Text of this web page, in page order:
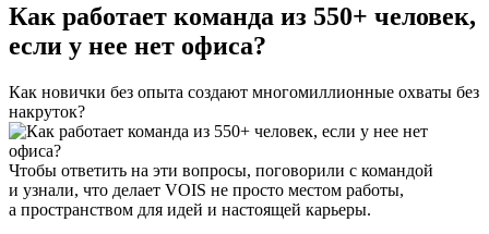
Как работает команда из 550+ человек,
если у нее нет офиса?
Как новички без опыта создают многомиллионные охваты без
накруток?
Чтобы ответить на эти вопросы, поговорили с командой
и узнали, что делает VOIS не просто местом работы,
а пространством для идей и настоящей карьеры.